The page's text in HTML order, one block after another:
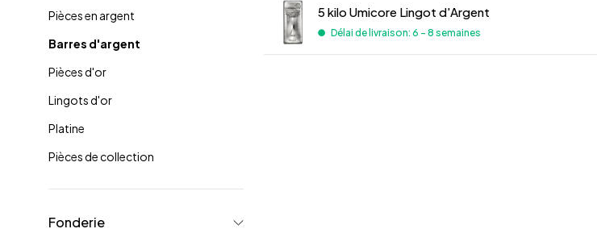
Pièces en argent
Barres d'argent
Pièces d'or
Lingots d'or
Platine
Pièces de collection
Fonderie
5 kilo Umicore Lingot d'Argent
Délai de livraison: 6 - 8 semaines